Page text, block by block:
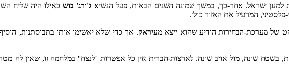
למען ישראל. אחר-כך, במשך שמונה השנים הבאות, פעל הנשיא ג'ורג' בושכאילו היה שליח
המרעיל את האזור כולו.
של מערכת-הבחירות הודיע שהוא ייצא מעיראק. אך כדי שלא יאשימו אותו בתבוסתנות,
שונה, מול אויב שונה. לארצות-הברית אין כל אפשרות ''לנצח'' במלחמה זו, שאין לה